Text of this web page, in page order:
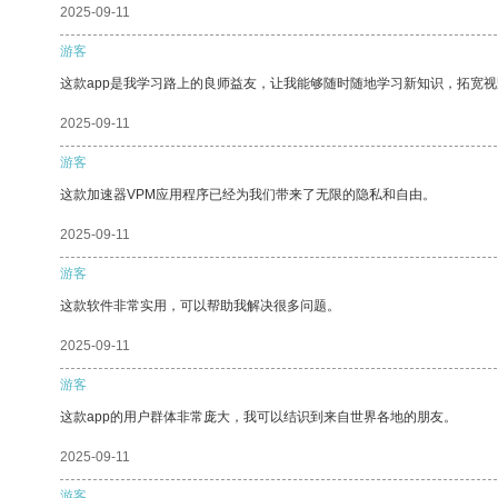
2025-09-11
游客
这款app是我学习路上的良师益友，让我能够随时随地学习新知识，拓宽
2025-09-11
游客
这款加速器VPM应用程序已经为我们带来了无限的隐私和自由。
2025-09-11
游客
这款软件非常实用，可以帮助我解决很多问题。
2025-09-11
游客
这款app的用户群体非常庞大，我可以结识到来自世界各地的朋友。
2025-09-11